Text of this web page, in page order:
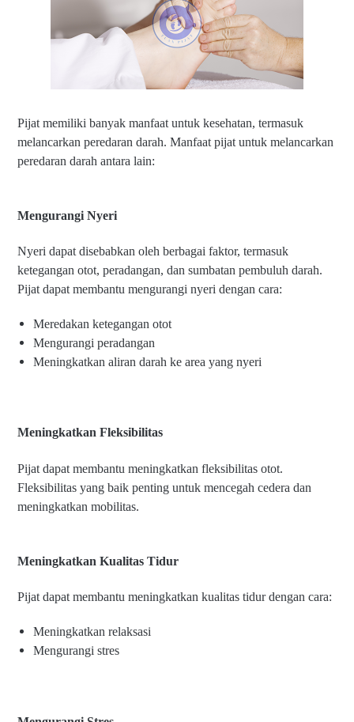
Pijat memiliki banyak manfaat untuk kesehatan, termasuk
melancarkan peredaran darah. Manfaat pijat untuk melancarkan
peredaran darah antara lain:
Mengurangi Nyeri
Nyeri dapat disebabkan oleh berbagai faktor, termasuk
ketegangan otot, peradangan, dan sumbatan pembuluh darah.
Pijat dapat membantu mengurangi nyeri dengan cara:
Meredakan ketegangan otot
Mengurangi peradangan
Meningkatkan aliran darah ke area yang nyeri
Meningkatkan Fleksibilitas
Pijat dapat membantu meningkatkan fleksibilitas otot.
Fleksibilitas yang baik penting untuk mencegah cedera dan
meningkatkan mobilitas.
Meningkatkan Kualitas Tidur
Pijat dapat membantu meningkatkan kualitas tidur dengan cara:
Meningkatkan relaksasi
Mengurangi stres